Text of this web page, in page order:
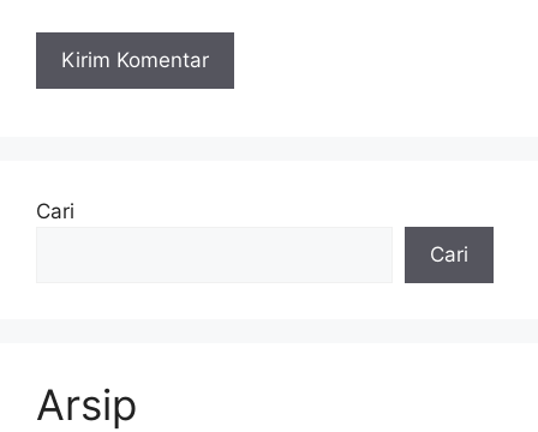
Cari
Cari
Arsip